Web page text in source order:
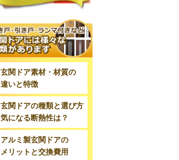
玄関ドア素材・材質の
違いと特徴
玄関ドアの種類と選び方
気になる断熱性は？
アルミ製玄関ドアの
メリットと交換費用